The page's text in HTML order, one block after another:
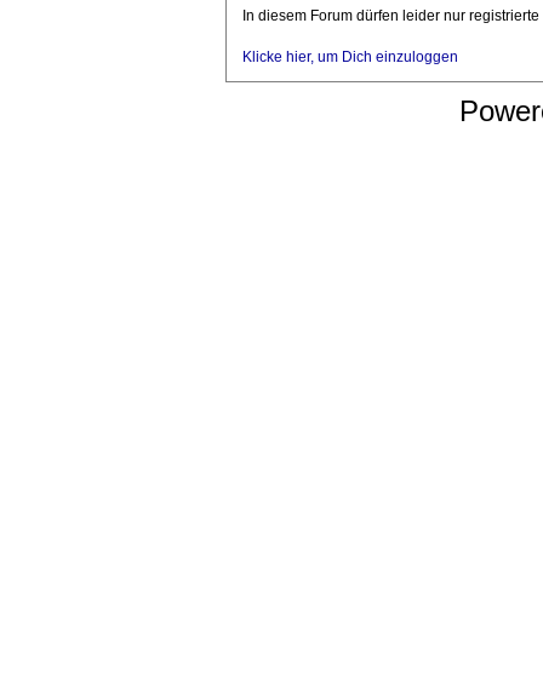
In diesem Forum dürfen leider nur
Klicke hier, um Dich einzuloggen